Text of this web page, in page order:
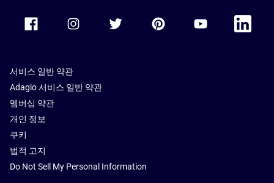
Accor Facebook Accor TwitterAccor PinterestAccor Youtube
Accor
서비스 일반 약관
Adagio 서비스 일반 약관
멤버십 약관
개인 정보
쿠키
법적 고지
Do Not Sell My Personal Information